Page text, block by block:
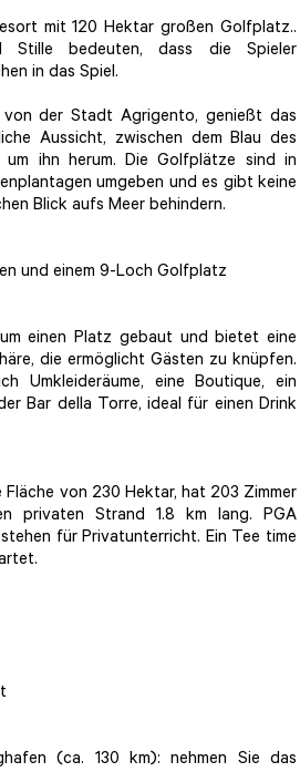
mit 120 Hektar großen Golfplatz..
Stille bedeuten, dass die Spieler
in das Spiel.
der Stadt Agrigento, genießt das
Aussicht, zwischen dem Blau des
um ihn herum. Die Golfplätze sind in
umgeben und es gibt keine
Blick aufs Meer behindern.
und einem 9-Loch Golfplatz
einen Platz gebaut und bietet eine
die ermöglicht Gästen zu knüpfen.
Umkleideräume, eine Boutique, ein
Bar della Torre, ideal für einen Drink
Fläche von 230 Hektar, hat 203 Zimmer
privaten Strand 1.8 km lang. PGA
für Privatunterricht. Ein Tee time
(ca. 130 km): nehmen Sie das